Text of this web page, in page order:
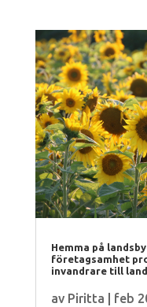
Hemma på
företagsamhet
invandrare till
av Piritta feb